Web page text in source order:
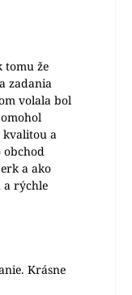
tomu že
zadania
volala bol
kvalitou a
obchod
a ako
a rýchle
Krásne